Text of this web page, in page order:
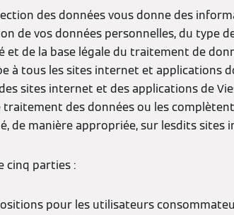
des données vous donne des
de vos données personnelles, du type
et de la base légale du traitement de
à tous les sites internet et applications
sites internet et des applications de
traitement des données ou les
de manière appropriée, sur lesdits sites
cinq parties :
pour les utilisateurs